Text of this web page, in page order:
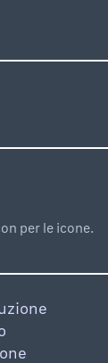
per le icone.